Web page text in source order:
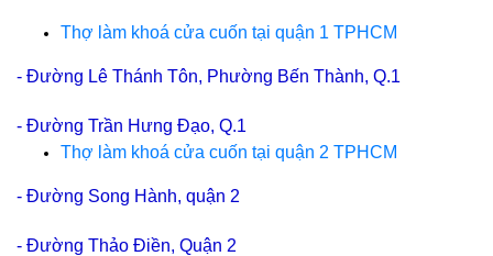
Thợ làm khoá cửa cuốn tại quận 1 TPHCM
- Đường Lê Thánh Tôn, Phường Bến Thành, Q.1
- Đường Trần Hưng Đạo, Q.1
Thợ làm khoá cửa cuốn tại quận 2 TPHCM
- Đường Song Hành, quận 2
- Đường Thảo Điền, Quận 2